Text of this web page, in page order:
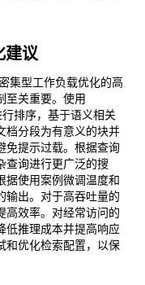
建议
集型工作负载优化的高
至关重要。使用
排序，基于语义相关
档分段为有意义的块并
免提示过载。根据查询
询进行更广泛的搜
据使用案例微调温度和
输出。对于高吞吐量的
高效率。对经常访问的
低推理成本并提高响应
和优化检索配置，以保